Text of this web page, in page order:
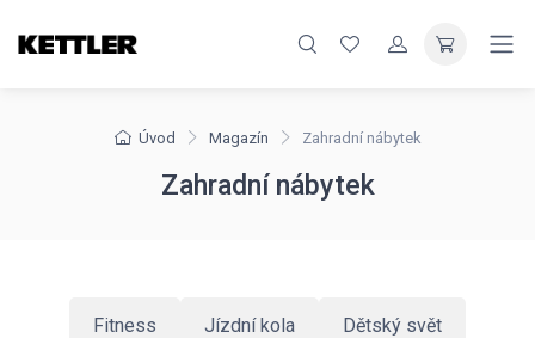
Úvod Magazín Zahradní nábytek
Zahradní nábytek
Fitness Jízdní kola Dětský svět